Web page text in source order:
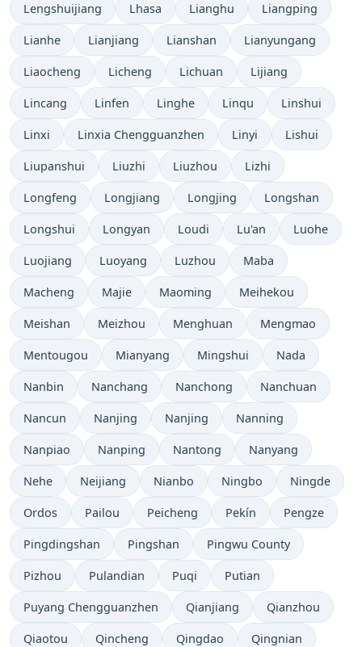
Lengshuijiang Lhasa Lianghu Liangping
Lianhe Lianjiang Lianshan Lianyungang
Liaocheng Licheng Lichuan Lijiang
Lincang Linfen Linghe Linqu Linshui
Linxi Linxia Chengguanzhen Linyi Lishui
Liupanshui Liuzhi Liuzhou Lizhi
Longfeng Longjiang Longjing Longshan
Longshui Longyan Loudi Lu'an Luohe
Luojiang Luoyang Luzhou Maba
Macheng Majie Maoming Meihekou
Meishan Meizhou Menghuan Mengmao
Mentougou Mianyang Mingshui Nada
Nanbin Nanchang Nanchong Nanchuan
Nancun Nanjing Nanjing Nanning
Nanpiao Nanping Nantong Nanyang
Nehe Neijiang Nianbo Ningbo Ningde
Ordos Pailou Peicheng Pekín Pengze
Pingdingshan Pingshan Pingwu County
Pizhou Pulandian Puqi Putian
Puyang Chengguanzhen Qianjiang Qianzhou
Qiaotou Qincheng Qingdao Qingnian